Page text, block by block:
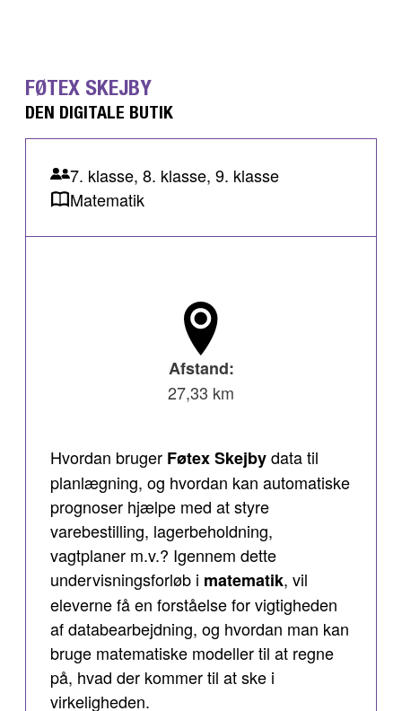
FØTEX SKEJBY
DEN DIGITALE BUTIK
7. klasse, 8. klasse, 9. klasse
Matematik
Afstand:
27,33 km
Hvordan bruger Føtex Skejbydata til
planlægning, og hvordan kan automatiske
prognoser hjælpe med at styre
varebestilling, lagerbeholdning,
vagtplaner m.v.? Igennem dette
undervisningsforløb i matematik, vil
eleverne få en forståelse for vigtigheden
af databearbejdning, og hvordan man kan
bruge matematiske modeller til at regne
på, hvad der kommer til at ske i
virkeligheden.